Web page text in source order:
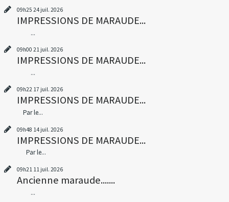
09h25 24 juil. 2026
IMPRESSIONS DE MARAUDE...
...
09h00 21 juil. 2026
IMPRESSIONS DE MARAUDE...
...
09h22 17 juil. 2026
IMPRESSIONS DE MARAUDE...
Par le...
09h48 14 juil. 2026
IMPRESSIONS DE MARAUDE...
Par le...
09h21 11 juil. 2026
Ancienne maraude.......
...